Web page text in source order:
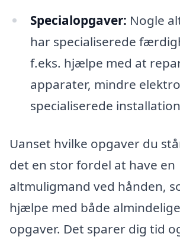
Specialopgaver: Nogle
har specialiserede
f.eks. hjælpe med at
apparater, mindre
specialiserede
Uanset hvilke opgaver du
det en stor fordel at have en
altmuligmand ved hånden,
hjælpe med både
opgaver. Det sparer dig tid